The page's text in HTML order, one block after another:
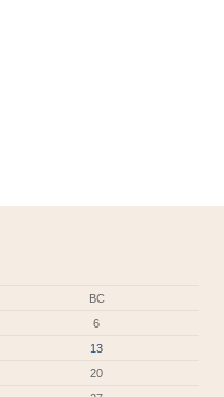
ВС
6
13
20